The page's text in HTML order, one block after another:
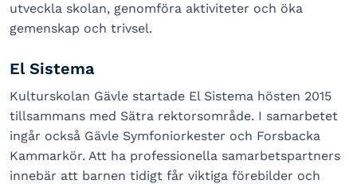
utveckla skolan, genomföra aktiviteter och öka
gemenskap och trivsel.
El Sistema
Kulturskolan Gävle startade El Sistema hösten 2015
tillsammans med Sätra rektorsområde. I samarbetet
ingår också Gävle Symfoniorkester och Forsbacka
Kammarkör. Att ha professionella samarbetspartners
innebär att barnen tidigt får viktiga förebilder och